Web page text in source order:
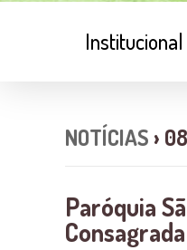
Institucional
NOTÍCIAS ›
Paróquia
Consagrada